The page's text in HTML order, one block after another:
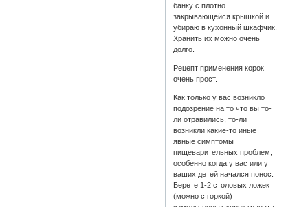
банку с плотно
закрывающейся крышкой и
убираю в кухонный шкафчик.
Хранить их можно очень
долго.
Рецепт применения корок
очень прост.
Как только у вас возникло
подозрение на то что вы то-
ли отравились, то-ли
возникли какие-то иные
явные симптомы
пищеварительных проблем,
особенно когда у вас или у
ваших детей начался понос.
Берете 1-2 столовых ложек
(можно с горкой)